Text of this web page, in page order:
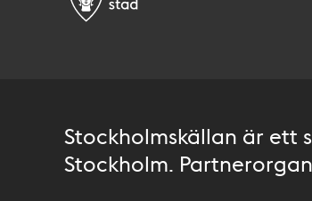
Stockholmskällan är ett
Stockholm.